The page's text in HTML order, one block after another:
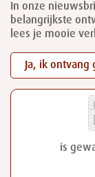
In onze
belangrijkste
lees je mooie
Ja, ik
is